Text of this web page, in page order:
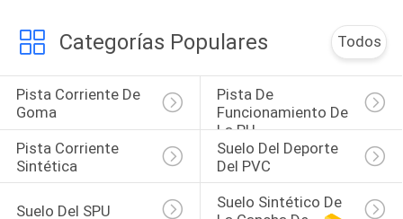
Categorías Populares Todos
Pista Corriente De
Goma
Pista De
Funcionamiento De
La PU
Pista Corriente
Sintética
Suelo Del Deporte
Del PVC
Suelo Del SPU
Suelo Sintético De